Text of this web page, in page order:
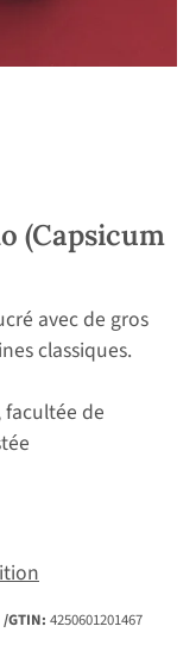
(Capsicum
avec de gros
classiques.
facultée de
GTIN: 4250601201467